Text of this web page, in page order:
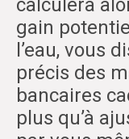
calculera
gain
l’eau, vous
précis des
bancaires
plus qu’à